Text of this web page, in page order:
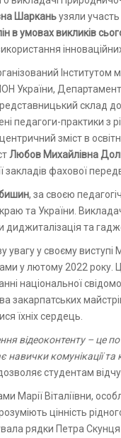
Шарканьузяли
в умовах викликів
України,
склад
педагоги-практики з
зміст в
Любов Михайлівна
закладів фахової
, за своєю
та України.
диджиталізація та
увагу у своєму виступі
у лютому 2022 року.
національної
закарпатських
їхніх сердець.
відеоконтенту – це
навички комунікації
студентам
Марії Віталіївни,
цінність
рядки Петра Скунця